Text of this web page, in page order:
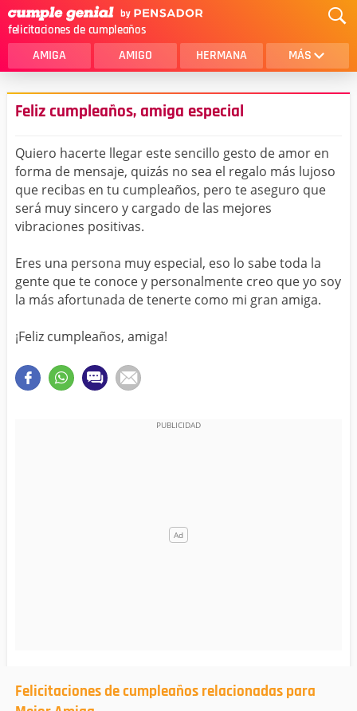
felicitaciones de cumpleaños
AMIGA AMIGO HERMANA MÁS
MAMA
AMOR
SOBRINA
HIJA
HERMANO
HIJO
NOVIA
HOMBRE
TIA
CUÑADA
Feliz cumpleaños, amiga especial
Quiero hacerte llegar este sencillo gesto de amor en
forma de mensaje, quizás no sea el regalo más lujoso
que recibas en tu cumpleaños, pero te aseguro que
será muy sincero y cargado de las mejores
vibraciones positivas.
Eres una persona muy especial, eso lo sabe toda la
gente que te conoce y personalmente creo que yo soy
la más afortunada de tenerte como mi gran amiga.
¡Feliz cumpleaños, amiga!
Felicitaciones de cumpleaños relacionadas para